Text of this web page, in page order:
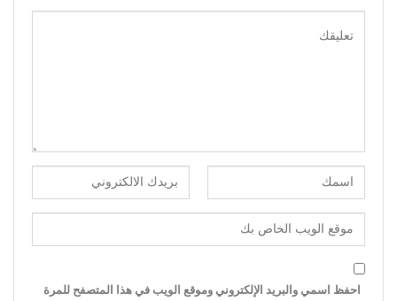
احفظ اسمي والبريد الإلكتروني وموقع الويب في هذا المتصفح للمرة